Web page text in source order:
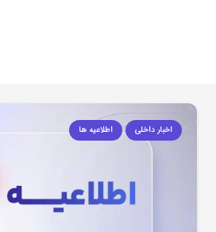
اخبار داخلی اطلاعیه ها